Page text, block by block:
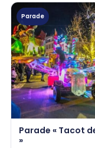
Parade
Parade « Tacot
»